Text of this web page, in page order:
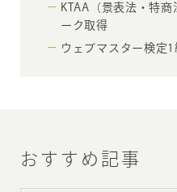
KTAA（景表法・特
ーク取得
ウェブマスター検定1
おすすめ記事